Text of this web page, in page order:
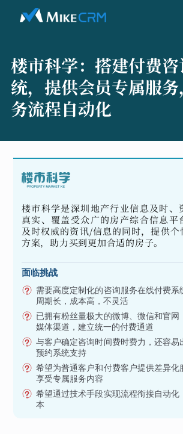
楼市科学： 搭建付费
统，提供会员专属服
务流程自动化
楼市科学是深圳地产行业信息及时、
真实、覆盖受众广的房产综合信息平
及时权威的资讯/信息的同时，提供个
方案，助力买到更加合适的房子。
面临挑战
需要高度定制化的咨询服务在线付费系
周期长，成本高，不灵活
已拥有粉丝量极大的微博、微信和官网
媒体渠道，建立统一的付费通道
与客户确定咨询时间费时费力，还容易
预约系统支持
希望为普通客户和付费客户提供差异化
享受专属服务内容
希望通过技术手段实现流程衔接自动化
本